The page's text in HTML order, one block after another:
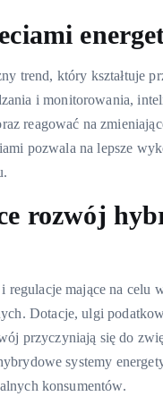
trend, który kształtuje
i monitorowania,
reagować na
pozwala na lepsze
rozwój
mające na celu
Dotacje, ulgi
przyczyniają się do
systemy
konsumentów.